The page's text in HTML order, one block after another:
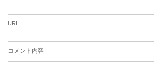
URL
コメント内容